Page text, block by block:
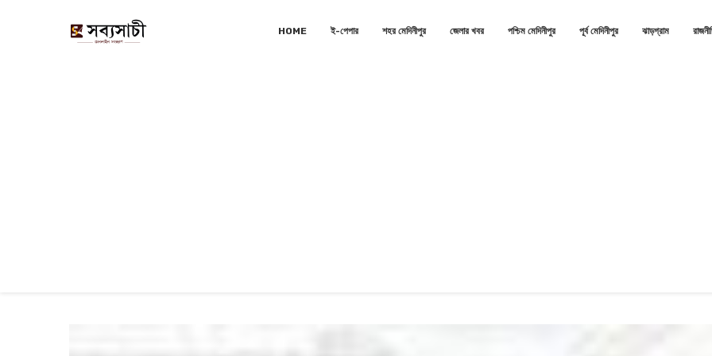
HOME ই-পেপার শহর মেদিনীপুর জেলার খবর পশ্চিম মেদিনীপুর পূর্ব মেদিনীপুর ঝাড়গ্রাম